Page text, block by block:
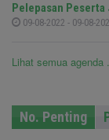
Pelepasan
09-08-2022 - 09-08-
Lihat semua agenda
No. Penting